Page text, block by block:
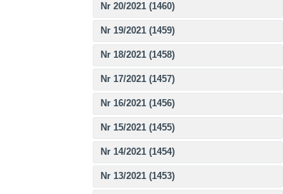
Nr 20/2021 (1460)
Nr 19/2021 (1459)
Nr 18/2021 (1458)
Nr 17/2021 (1457)
Nr 16/2021 (1456)
Nr 15/2021 (1455)
Nr 14/2021 (1454)
Nr 13/2021 (1453)